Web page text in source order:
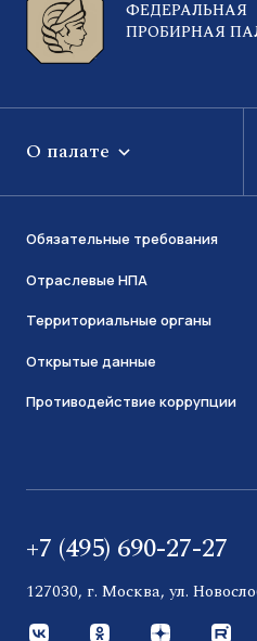
ФЕДЕРАЛЬНАЯ
ПРОБИРНАЯ
О палате
Обязательные требования
Отраслевые НПА
Территориальные органы
Открытые данные
Противодействие коррупции
+7 (495) 690-27-27
127030, г. Москва, ул.